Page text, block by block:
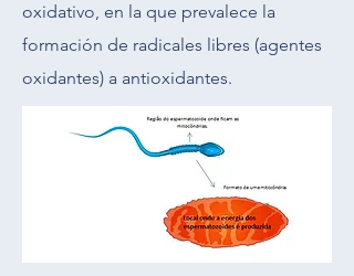
oxidativo, en la que prevalece la
formación de radicales libres (agentes
oxidantes) a antioxidantes.